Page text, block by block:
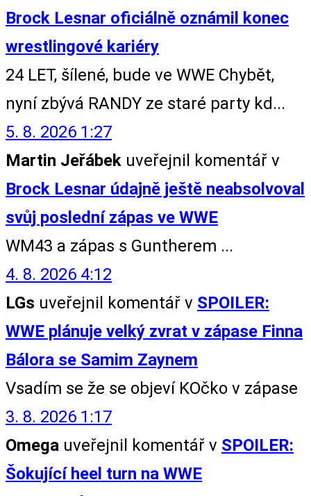
Brock Lesnar oficiálně oznámil konec
wrestlingové kariéry
24 LET, šílené, bude ve WWE Chybět,
nyní zbývá RANDY ze staré party kd...
5. 8. 2026 1:27
Martin Jeřábek uveřejnil komentář v
Brock Lesnar údajně ještě neabsolvoval
svůj poslední zápas ve WWE
WM43 a zápas s Guntherem ...
4. 8. 2026 4:12
LGs uveřejnil komentář v SPOILER:
WWE plánuje velký zvrat v zápase Finna
Bálora se Samim Zaynem
Vsadím se že se objeví KOčko v zápase
3. 8. 2026 1:17
Omega uveřejnil komentář v SPOILER:
Šokující heel turn na WWE